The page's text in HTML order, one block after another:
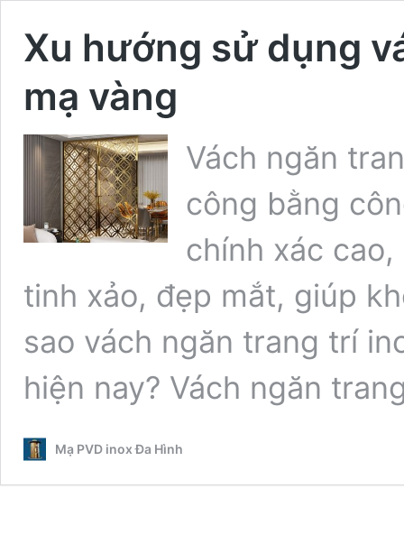
Xu hướng sử dụng
mạ vàng
Vách ngăn
công bằng
chính xác
tinh xảo, đẹp mắt, giúp
sao vách ngăn trang trí
hiện nay? Vách ngăn
Mạ PVD inox Đa Hình